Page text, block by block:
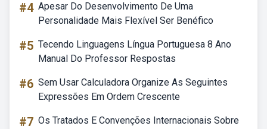
#4 Apesar Do Desenvolvimento De Uma
Personalidade Mais Flexível Ser Benéfico
#5 Tecendo Linguagens Língua Portuguesa 8 Ano
Manual Do Professor Respostas
#6 Sem Usar Calculadora Organize As Seguintes
Expressões Em Ordem Crescente
#7 Os Tratados E Convenções Internacionais Sobre